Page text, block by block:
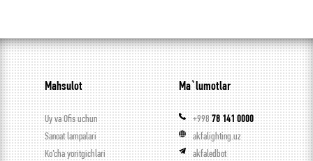
Mahsulot
Uy va Ofis uchun
Sanoat lampalari
Ko’cha yoritgichlari
Ma`lumotlar
+99878 141 0000
akfalighting.uz
akfaledbot